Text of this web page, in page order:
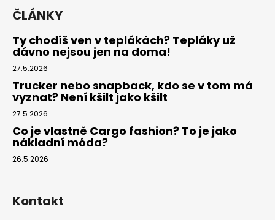
ČLÁNKY
Ty chodíš ven v teplákách? Tepláky už
dávno nejsou jen na doma!
27.5.2026
Trucker nebo snapback, kdo se v tom má
vyznat? Není kšilt jako kšilt
27.5.2026
Co je vlastně Cargo fashion? To je jako
nákladní móda?
26.5.2026
Kontakt